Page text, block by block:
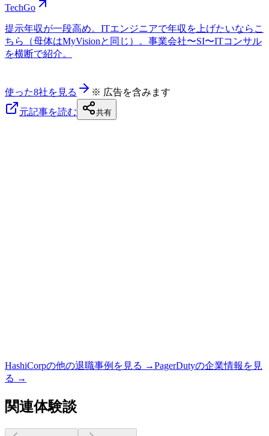
TechGo
提示年収が一段高め。ITエンジニアで年収を上げたいならこ
ちら（母体はMyVisionと同じ）。事業会社〜SI〜ITコンサル
を横断で紹介。
使った8社を見る
※ 広告を含みます
元記事を読む
共有
HashiCorpの他の退職事例を見る →PagerDutyの企業情報を見
る →
関連体験談